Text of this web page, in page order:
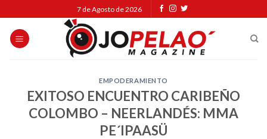
to
content
7 de Agosto de 2026
EMPODERAMIENTO
EXITOSO ENCUENTRO CARIBEÑO
COLOMBO – NEERLANDÉS: MMA
PE´IPAASÜ